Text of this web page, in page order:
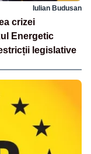
Iulian Budusan
crizei
Energetic
legislative